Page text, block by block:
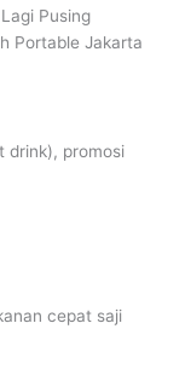
Pusing
Portable Jakarta
drink), promosi
cepat saji